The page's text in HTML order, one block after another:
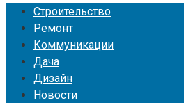
Строительство
Ремонт
Коммуникации
Дача
Дизайн
Новости